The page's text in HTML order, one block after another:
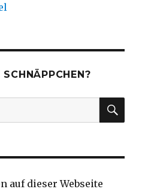
auf dieser Webseite